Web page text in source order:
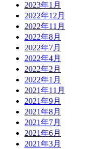
2023年1月
2022年12月
2022年11月
2022年8月
2022年7月
2022年4月
2022年2月
2022年1月
2021年11月
2021年9月
2021年8月
2021年7月
2021年6月
2021年3月